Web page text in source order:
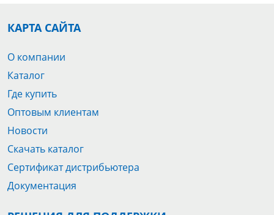
КАРТА САЙТА
О компании
Каталог
Где купить
Оптовым клиентам
Новости
Скачать каталог
Сертификат дистрибьютера
Документация